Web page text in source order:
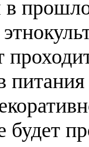
в
будет